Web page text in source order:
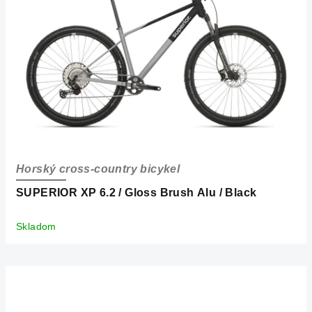
SUPERIOR XP 6.2 / Gloss Brush Alu / Black
Horský cross-country bicykel
Skladom